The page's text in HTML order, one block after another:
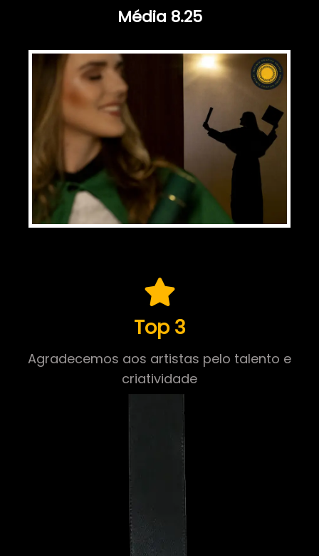
Média 8.25
Top 3
Agradecemos aos artistas pelo talento e
criatividade